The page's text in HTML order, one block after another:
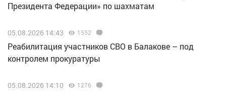
Президента Федерации» по шахматам
05.08.2026 14:43 1552
Реабилитация участников СВО в Балакове – под
контролем прокуратуры
05.08.2026 14:10 1276